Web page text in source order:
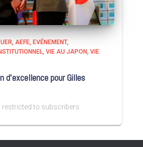
AEFE EVÉNEMENT
VIE AU JAPON VIE
d’excellence pour Gilles
restricted to subscribers